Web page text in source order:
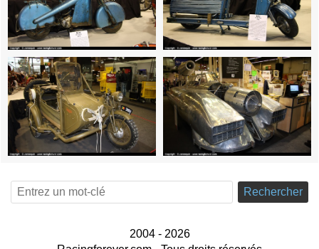
Rechercher
2004 - 2026